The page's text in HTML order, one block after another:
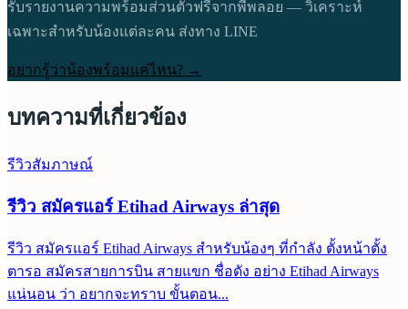
รับรายงานความพร้อมส่วนตัวฟรีจากพี่พลอย — วิเคราะห์
เฉพาะสำหรับน้องแต่ละคน ส่งทาง LINE
อยากรู้ว่าน้องพร้อมแค่ไหน? →
บทความที่เกี่ยวข้อง
รีวิวสัมภาษณ์
รีวิว สมัครแอร์ Etihad Airways ล่าสุด
รีวิว สมัครแอร์ Etihad Airways สำหรับน้องๆ ที่กำลัง ตั้งหน้าตั้ง
ตารอ สมัครสายการบิน สายแขก ชื่อดัง อย่าง Etihad Airways
แน่นอน ว่า อยากจะทราบ ขั้นตอน...